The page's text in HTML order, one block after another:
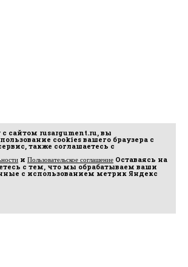
с сайтом rusargument.ru, вы
cookies вашего браузера с
также соглашаетесь с
и Пользовательское соглашение Оставаясь на
с тем, что мы обрабатываем ваши
с использованием метрик Яндекс